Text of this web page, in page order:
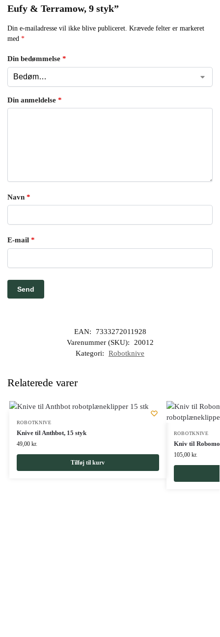
Eufy & Terramow, 9 styk”
Din e-mailadresse vil ikke blive publiceret. Krævede felter er markeret
med *
Din bedømmelse *
Din anmeldelse *
Navn *
E-mail *
EAN:
7333272011928
Varenummer (SKU):
20012
Kategori:
Robotknive
Relaterede varer
ROBOTKNIVE
Knive til Anthbot, 15 styk
49,00 kr.
Tilføj til kurv
ROBOTKNIVE
Kniv til
105,00 kr.